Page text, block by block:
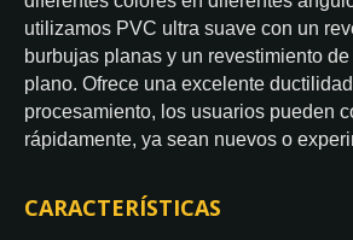
utilizamos PVC ultra suave con un
burbujas planas y un revestimiento
plano. Ofrece una excelente
procesamiento, los usuarios pueden
rápidamente, ya sean nuevos o
CARACTERÍSTICAS